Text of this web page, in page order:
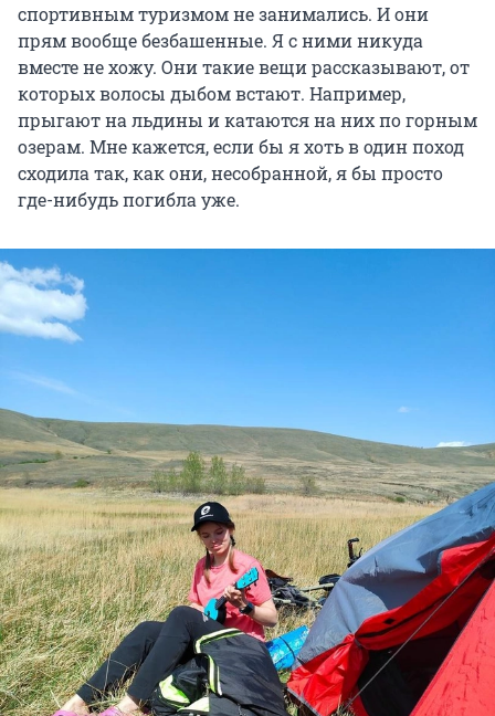
спортивным туризмом не занимались. И они
прям вообще безбашенные. Я с ними никуда
вместе не хожу. Они такие вещи рассказывают, от
которых волосы дыбом встают. Например,
прыгают на льдины и катаются на них по горным
озерам. Мне кажется, если бы я хоть в один поход
сходила так, как они, несобранной, я бы просто
где-нибудь погибла уже.